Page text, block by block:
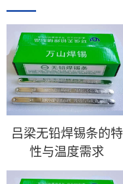
吕梁无铅焊锡条的特
性与温度需求